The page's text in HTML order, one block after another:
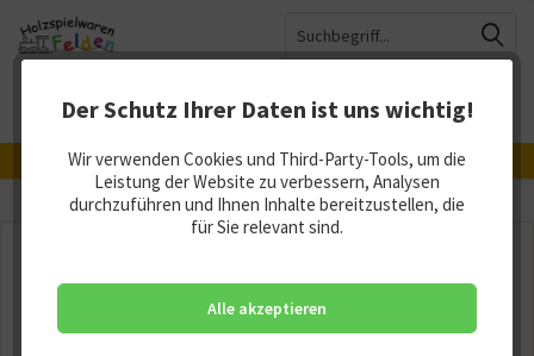
Hergestellt in Deutschland, Österreich und der Schweiz
Warenkorb
Merkzettel Mein Konto
MenüDer Schutz Ihrer Daten ist uns wichtig!
Wir verwenden Cookies und Third-Party-Tools, um die
Leistung der Website zu verbessern, Analysen
durchzuführen und Ihnen Inhalte bereitzustellen, die
für Sie relevant sind.
Alle akzeptieren
Übersicht Xyloba Melodienkästen